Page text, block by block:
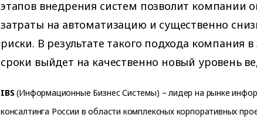
этапов внедрения систем позволит компании
затраты на автоматизацию и существенно
риски. В результате такого подхода компания
сроки выйдет на качественно новый уровень
IBS(Информационные Бизнес Системы) – лидер на рынке
консалтинга России в области комплексных корпоративных